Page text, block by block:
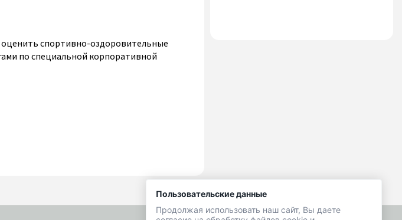
спортивно-оздоровительные
по специальной корпоративной
Пользовательские данные
Продолжая использовать наш сайт, Вы даете